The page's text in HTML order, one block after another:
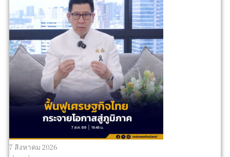
7 สิงหาคม 2026